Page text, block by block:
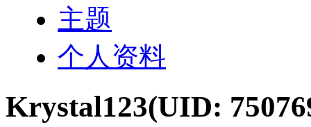
主题
个人资料
Krystal123(UID: